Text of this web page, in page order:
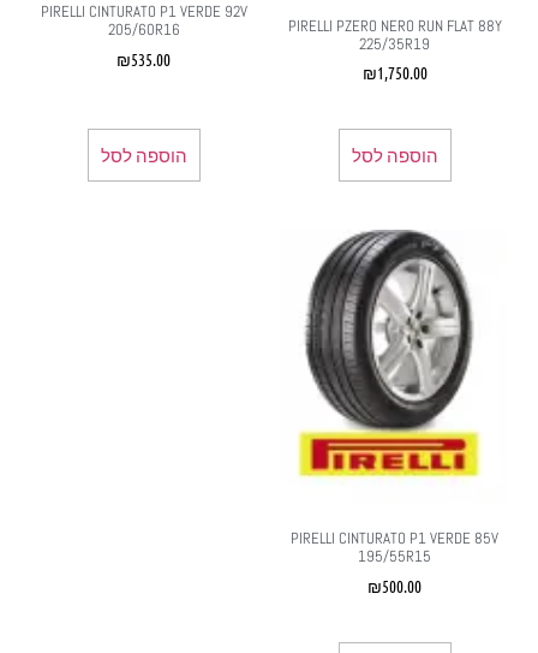
PIRELLI PZERO NERO RUN FLAT 88Y
225/35R19
₪1,750.00
הוספה לסל
PIRELLI CINTURATO P1 VERDE 92V
205/60R16
₪535.00
הוספה לסל
PIRELLI CINTURATO P1 VERDE 85V
195/55R15
₪500.00